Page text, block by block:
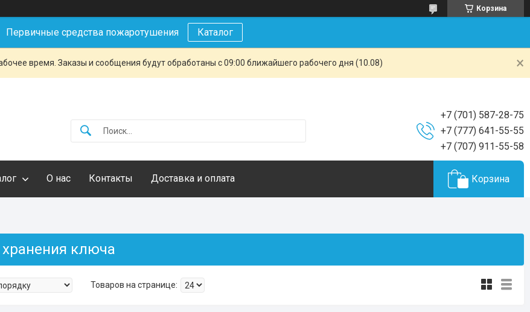
Корзина
Первичные средства пожаротушения Каталог
время. Заказы и сообщения будут обработаны с 09:00 ближайшего рабочего дня (10.08)
+7 (701) 587-28-75
+7 (777) 641-55-55
+7 (707) 911-55-58
О нас Контакты Доставка и оплата Корзина
ключа